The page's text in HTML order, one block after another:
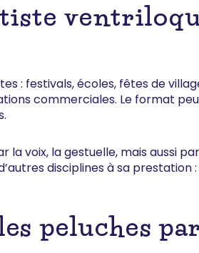
: festivals, écoles, fêtes de
commerciales. Le format
voix, la gestuelle, mais aussi
disciplines à sa
peluches